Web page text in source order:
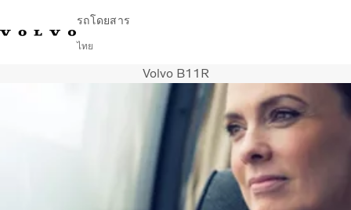
รถโดยสาร
ไทย
ค้นหาตัวแทนจำหน่ายEnglish
Volvo B11R